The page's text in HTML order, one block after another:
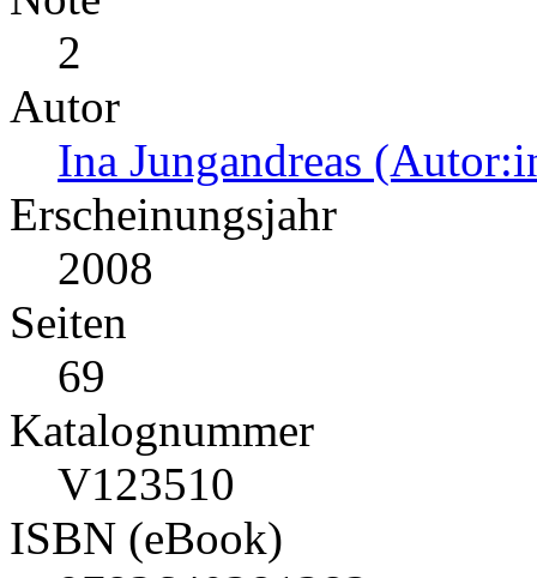
2
Autor
Ina Jungandreas
Erscheinungsjahr
2008
Seiten
69
Katalognummer
V123510
ISBN (eBook)